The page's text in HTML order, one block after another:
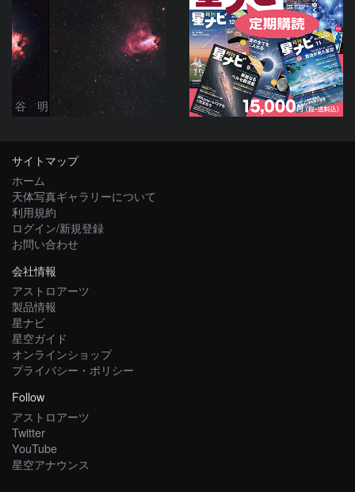
谷 明
サイトマップ
ホーム
天体写真ギャラリーについて
利用規約
ログイン/新規登録
お問い合わせ
会社情報
アストロアーツ
製品情報
星ナビ
星空ガイド
オンラインショップ
プライバシー・ポリシー
Follow
アストロアーツ
Twitter
YouTube
星空アナウンス